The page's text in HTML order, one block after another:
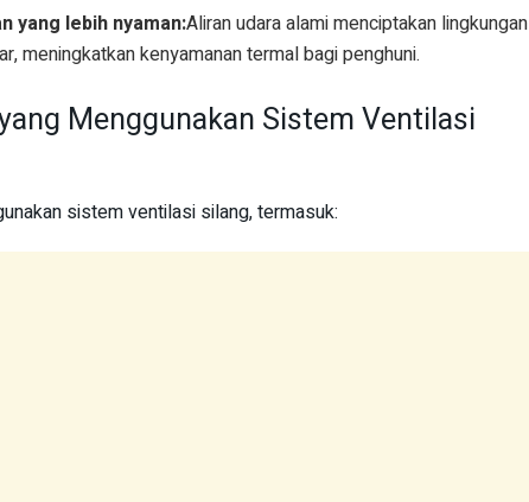
yang lebih nyaman:Aliran udara alami menciptakan lingkungan
meningkatkan kenyamanan termal bagi penghuni.
Menggunakan Sistem Ventilasi
sistem ventilasi silang, termasuk: